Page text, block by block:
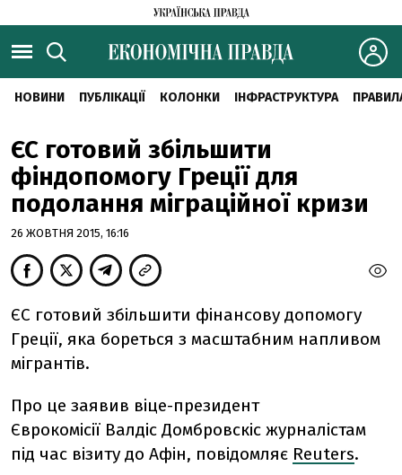
НОВИНИ ПУБЛІКАЦІЇ КОЛОНКИ ІНФРАСТРУКТУРА
ЄС готовий збільшити
фіндопомогу Греції для
подолання міграційної кризи
26 ЖОВТНЯ 2015, 16:16
ЄС готовий збільшити фінансову допомогу
Греції, яка бореться з масштабним напливом
мігрантів.
Про це заявив віце-президент
Єврокомісії Валдіс Домбровскіс журналістам
під час візиту до Афін, повідомляє Reuters.